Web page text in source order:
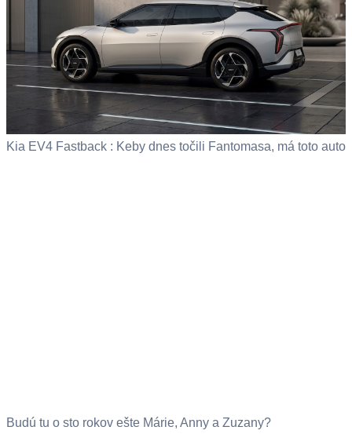
Kia EV4 Fastback : Keby dnes točili Fantomasa, má toto auto
Budú tu o sto rokov ešte Márie, Anny a Zuzany?